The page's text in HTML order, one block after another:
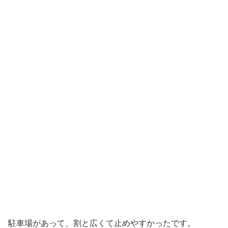
駐車場があって、割と広くて止めやすかったです。